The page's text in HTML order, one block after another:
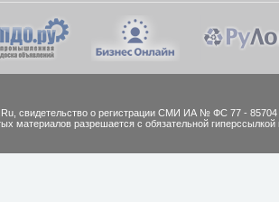
cвидетельство о регистрации СМИ ИА № ФС 77 - 85704
материалов разрешается с обязательной гиперссылкой